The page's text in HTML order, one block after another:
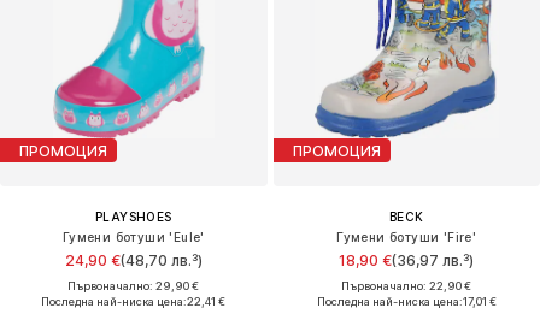
ПРОМОЦИЯ
PLAYSHOES
Гумени ботуши 'Eule'
24,90 €(48,70 лв.³)
Първоначално: 29,90 €
Последна най-ниска цена:22,41 €
ПРОМОЦИЯ
BECK
Гумени ботуши 'Fire'
18,90 €(36,97 лв.³)
Първоначално: 22,90 €
Последна най-ниска цена:17,01 €